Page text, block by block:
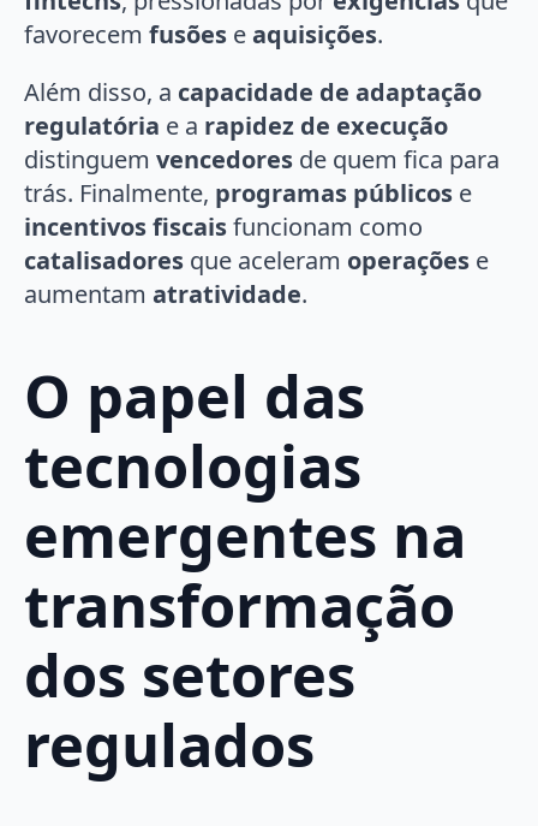
favorecem fusões eaquisições.
Além disso, a capacidade de adaptação
regulatória e a rapidez de execução
distinguem vencedores de quem fica para
trás. Finalmente, programas públicos e
incentivos fiscaisfuncionam como
catalisadores que aceleram operações e
aumentam atratividade.
O papel das
tecnologias
emergentes na
transformação
dos setores
regulados